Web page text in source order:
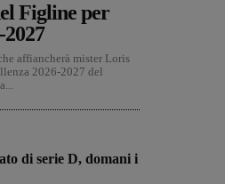
Figline per
2027
affiancherà mister Loris
2026-2027 del
di serie D, domani i